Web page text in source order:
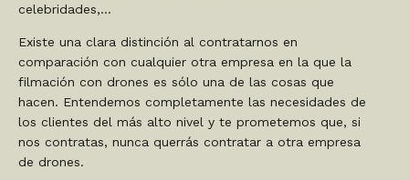
celebridades,…
Existe una clara distinción al contratarnos en
comparación con cualquier otra empresa en la que la
filmación con drones es sólo una de las cosas que
hacen. Entendemos completamente las necesidades de
los clientes del más alto nivel y te prometemos que, si
nos contratas, nunca querrás contratar a otra empresa
de drones.